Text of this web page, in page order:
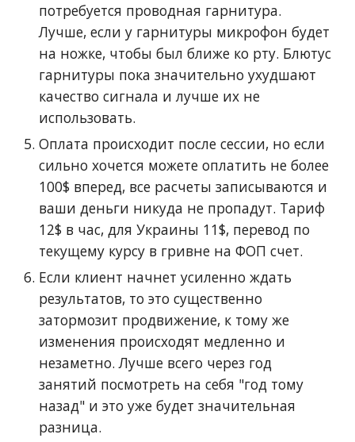
потребуется проводная гарнитура.
Лучше, если у гарнитуры микрофон будет
на ножке, чтобы был ближе ко рту. Блютус
гарнитуры пока значительно ухудшают
качество сигнала и лучше их не
использовать.
Оплата происходит после сессии, но если
сильно хочется можете оплатить не более
100$ вперед, все расчеты записываются и
ваши деньги никуда не пропадут. Тариф
12$ в час, для Украины 11$, перевод по
текущему курсу в гривне на ФОП счет.
Если клиент начнет усиленно ждать
результатов, то это существенно
затормозит продвижение, к тому же
изменения происходят медленно и
незаметно. Лучше всего через год
занятий посмотреть на себя "год тому
назад" и это уже будет значительная
разница.